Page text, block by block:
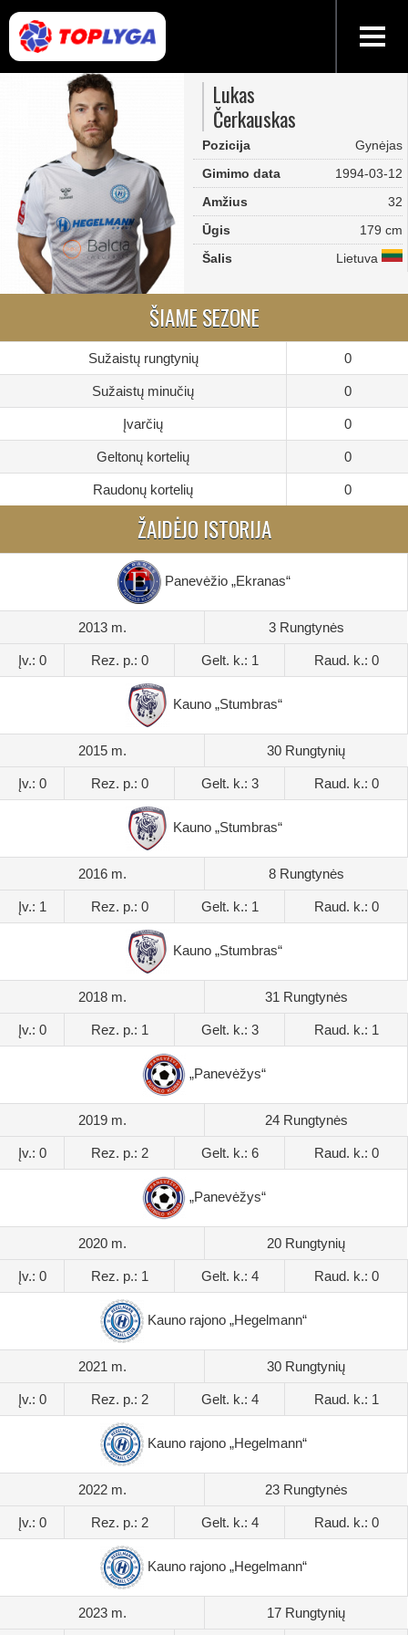
Lukas
Čerkauskas
Pozicija
Gynėjas
Gimimo data
1994-03-12
Amžius
32
Ūgis
179 cm
Šalis
Lietuva
ŠIAME SEZONE
Sužaistų rungtynių 0
Sužaistų minučių 0
Įvarčių 0
Geltonų kortelių 0
Raudonų kortelių 0
ŽAIDĖJO ISTORIJA
Panevėžio „Ekranas“
2013 m. 3 Rungtynės
Įv.: 0 Rez. p.: 0 Gelt. k.: 1 Raud. k.: 0
Kauno „Stumbras“
2015 m. 30 Rungtynių
Įv.: 0 Rez. p.: 0 Gelt. k.: 3 Raud. k.: 0
Kauno „Stumbras“
2016 m. 8 Rungtynės
Įv.: 1 Rez. p.: 0 Gelt. k.: 1 Raud. k.: 0
Kauno „Stumbras“
2018 m. 31 Rungtynės
Įv.: 0 Rez. p.: 1 Gelt. k.: 3 Raud. k.: 1
„Panevėžys“
2019 m. 24 Rungtynės
Įv.: 0 Rez. p.: 2 Gelt. k.: 6 Raud. k.: 0
„Panevėžys“
2020 m. 20 Rungtynių
Įv.: 0 Rez. p.: 1 Gelt. k.: 4 Raud. k.: 0
Kauno rajono „Hegelmann“
2021 m. 30 Rungtynių
Įv.: 0 Rez. p.: 2 Gelt. k.: 4 Raud. k.: 1
Kauno rajono „Hegelmann“
2022 m. 23 Rungtynės
Įv.: 0 Rez. p.: 2 Gelt. k.: 4 Raud. k.: 0
Kauno rajono „Hegelmann“
2023 m. 17 Rungtynių